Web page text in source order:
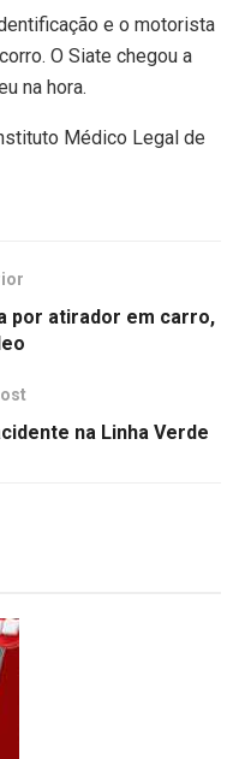
e o motorista
O Siate chegou a
na hora.
Médico Legal de
por atirador em carro,
na Linha Verde